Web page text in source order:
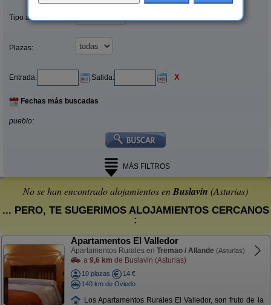
Tipo alquiler:
Plazas:
Entrada: Salida: X
Fechas más buscadas
pueblo:
MÁS FILTROS
No se han encontrado alojamientos enBuslavin (Asturias)
... PERO, TE SUGERIMOS ALOJAMIENTOS CERCANOS
:
Apartamentos El Valledor
Apartamentos Rurales en Tremao / Allande (Asturias)
a 9,6 km de Buslavin (Asturias)
10 plazas
14 €
140 km de Oviedo
Los Apartamentos Rurales El Valledor, son fruto de la